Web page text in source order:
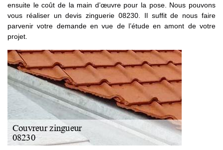
ensuite le coût de la main d’œuvre pour la pose. Nous pouvons
vous réaliser un devis zinguerie 08230. Il suffit de nous faire
parvenir votre demande en vue de l’étude en amont de votre
projet.